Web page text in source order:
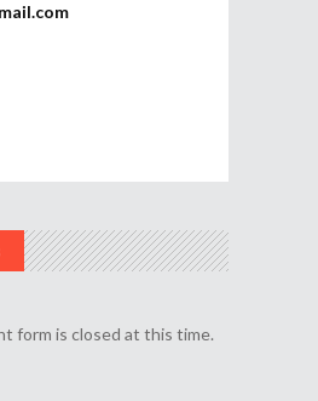
form is closed at this time.